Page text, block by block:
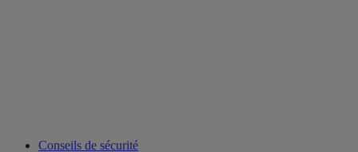
Conseils de sécurité